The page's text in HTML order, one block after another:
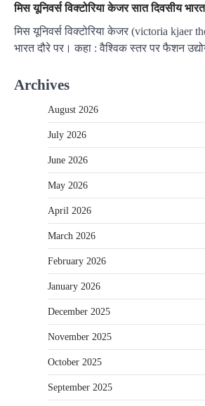
मिस यूनिवर्स विक्टोरिया केजर सात दिवसीय
मिस यूनिवर्स विक्टोरिया केजर (victoria kjaer
भारत दौरे पर। कहा : वैश्विक स्तर पर फैशन
Archives
August 2026
July 2026
June 2026
May 2026
April 2026
March 2026
February 2026
January 2026
December 2025
November 2025
October 2025
September 2025